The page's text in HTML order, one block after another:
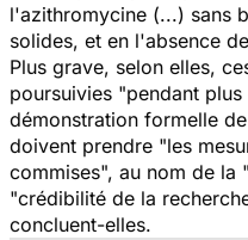
l'azithromycine (...) sans
solides, et en l'absence
Plus grave, selon elles,
poursuivies "pendant
démonstration formelle
doivent prendre "les
commises", au nom de la
"crédibilité de la
concluent-elles.